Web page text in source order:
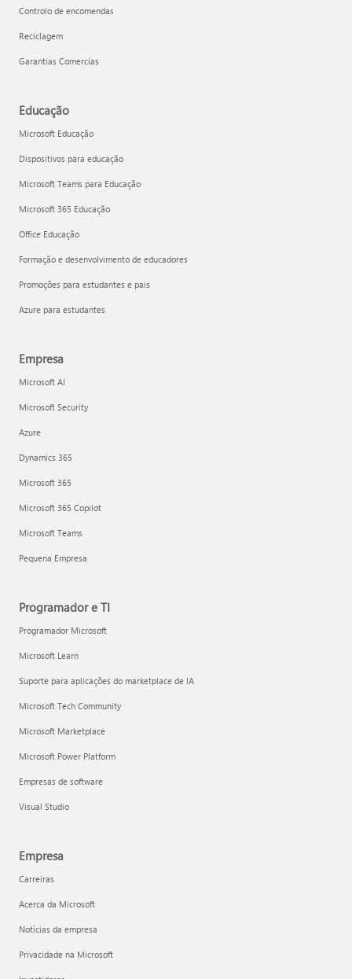
Controlo de encomendas
Reciclagem
Garantias Comercias
Educação
Microsoft Educação
Dispositivos para educação
Microsoft Teams para Educação
Microsoft 365 Educação
Office Educação
Formação e desenvolvimento de educadores
Promoções para estudantes e pais
Azure para estudantes
Empresa
Microsoft AI
Microsoft Security
Azure
Dynamics 365
Microsoft 365
Microsoft 365 Copilot
Microsoft Teams
Pequena Empresa
Programador e TI
Programador Microsoft
Microsoft Learn
Suporte para aplicações do marketplace de IA
Microsoft Tech Community
Microsoft Marketplace
Microsoft Power Platform
Empresas de software
Visual Studio
Empresa
Carreiras
Acerca da Microsoft
Notícias da empresa
Privacidade na Microsoft